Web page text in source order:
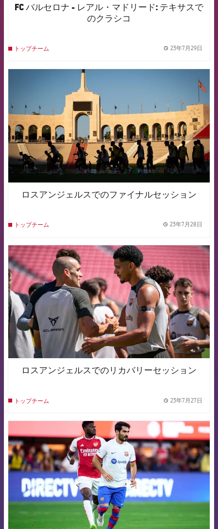
FC バルセロナ - レアル・マドリード: テキサスで
のクラシコ
トップチーム 23年7月29日
ロスアンジェルスでのファイナルセッション
トップチーム 23年7月28日
FCB Barcelona badge
ロスアンジェルスでのリカバリーセッション
トップチーム 23年7月27日
FCB Barcelona badge